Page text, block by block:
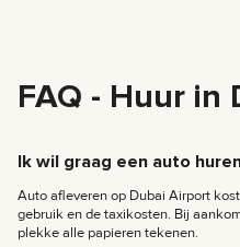
FAQ - Huur in
Ik wil graag een auto
Auto afleveren op Dubai Airport
gebruik en de taxikosten. Bij
plekke alle papieren tekenen.